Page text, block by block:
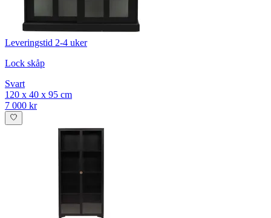
Leveringstid 2-4 uker
Lock skåp
Svart
120 x 40 x 95 cm
7 000 kr